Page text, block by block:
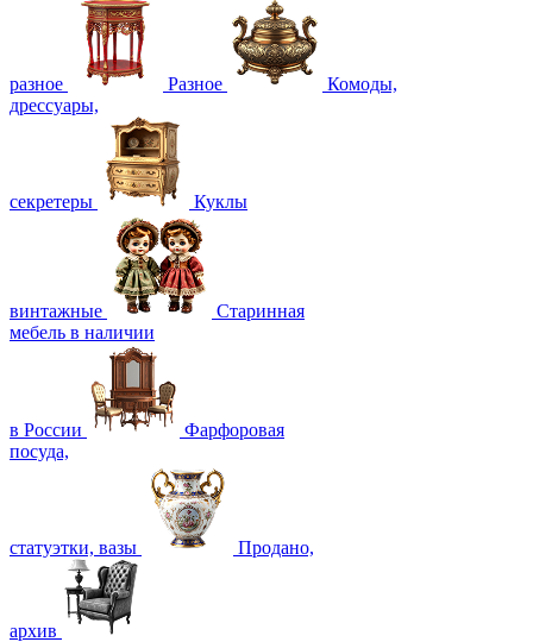
разное Разное
Комоды,
дрессуары,
секретеры Куклы
винтажные
Старинная
мебель в наличии
в России
Фарфоровая
посуда,
статуэтки, вазы Продано,
архив